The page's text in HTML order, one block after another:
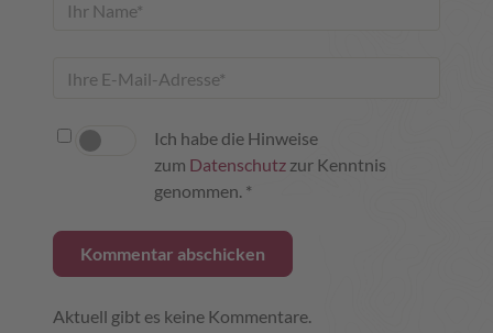
Ich habe die Hinweise
zum Datenschutz zur Kenntnis
genommen. *
Aktuell gibt es keine Kommentare.